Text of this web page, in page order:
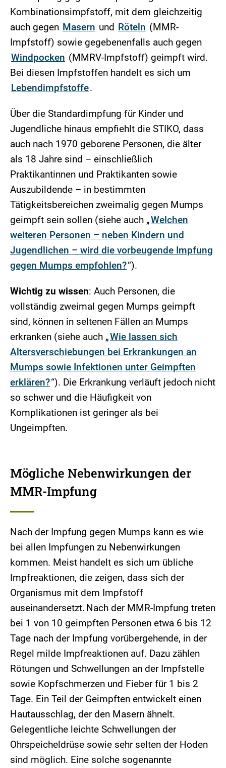
Kombinationsimpfstoff, mit dem gleichzeitig
auch gegen Masern und Röteln (MMR-
Impfstoff) sowie gegebenenfalls auch gegen
Windpocken (MMRV-Impfstoff) geimpft wird.
Bei diesen Impfstoffen handelt es sich um
Lebendimpfstoffe.
Über die Standardimpfung für Kinder und
Jugendliche hinaus empfiehlt die STIKO, dass
auch nach 1970 geborene Personen, die älter
als 18 Jahre sind – einschließlich
Praktikantinnen und Praktikanten sowie
Auszubildende – in bestimmten
Tätigkeitsbereichen zweimalig gegen Mumps
geimpft sein sollen (siehe auch „Welchen
weiteren Personen – neben Kindern und
Jugendlichen – wird die vorbeugende Impfung
gegen Mumps empfohlen?“).
Wichtig zu wissen: Auch Personen, die
vollständig zweimal gegen Mumps geimpft
sind, können in seltenen Fällen an Mumps
erkranken (siehe auch „Wie lassen sich
Altersverschiebungen bei Erkrankungen an
Mumps sowie Infektionen unter Geimpften
erklären?“). Die Erkrankung verläuft jedoch nicht
so schwer und die Häufigkeit von
Komplikationen ist geringer als bei
Ungeimpften.
Mögliche Nebenwirkungen der
MMR-Impfung
Nach der Impfung gegen Mumps kann es wie
bei allen Impfungen zu Nebenwirkungen
kommen. Meist handelt es sich um übliche
Impfreaktionen, die zeigen, dass sich der
Organismus mit dem Impfstoff
auseinandersetzt. Nach der MMR-Impfung treten
bei 1 von 10 geimpften Personen etwa 6 bis 12
Tage nach der Impfung vorübergehende, in der
Regel milde Impfreaktionen auf. Dazu zählen
Rötungen und Schwellungen an der Impfstelle
sowie Kopfschmerzen und Fieber für 1 bis 2
Tage. Ein Teil der Geimpften entwickelt einen
Hautausschlag, der den Masern ähnelt.
Gelegentliche leichte Schwellungen der
Ohrspeicheldrüse sowie sehr selten der Hoden
sind möglich. Eine solche sogenannte